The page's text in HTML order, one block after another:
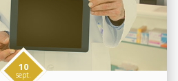
10
sept.